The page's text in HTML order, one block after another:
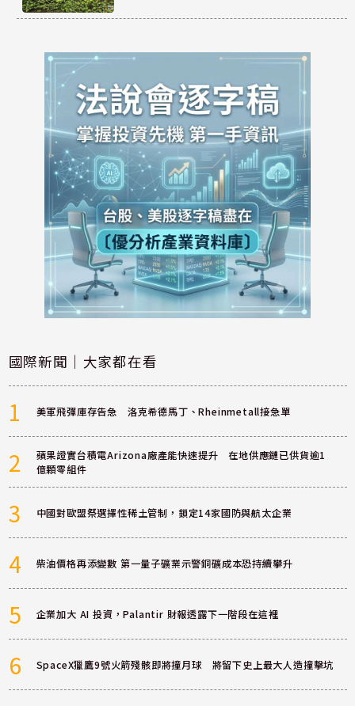
國際新聞｜大家都在看
1 美軍飛彈庫存告急 洛克希德馬丁、Rheinmetall接急單
2
蘋果證實台積電Arizona廠產能快速提升 在地供應鏈已供貨逾1
億顆零組件
3 中國對歐盟祭選擇性稀土管制，鎖定14家國防與航太企業
4 柴油價格再添變數 第一量子礦業示警銅礦成本恐持續攀升
5 企業加大 AI 投資，Palantir 財報透露下一階段在這裡
6 SpaceX獵鷹9號火箭殘骸即將撞月球 將留下史上最大人造撞擊坑